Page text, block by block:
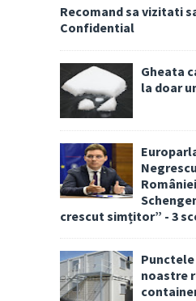
Recomand sa vizitati
Confidential
Gheata
la doar
crescut simțitor” - 3
noastre